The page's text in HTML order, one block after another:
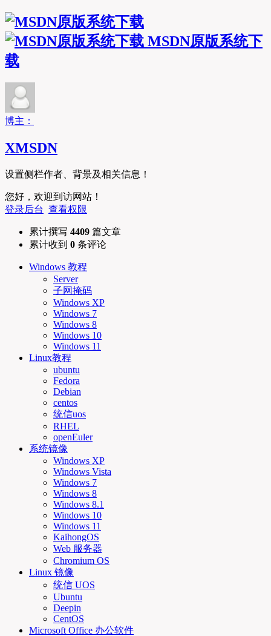
MSDN原版系统下
载
博主：
XMSDN
设置侧栏作者、背景及相关信息！
您好，欢迎到访网站！
登录后台 查看权限
累计撰写 4409 篇文章
累计收到 0 条评论
Windows 教程
Server
子网掩码
Windows XP
Windows 7
Windows 8
Windows 10
Windows 11
Linux教程
ubuntu
Fedora
Debian
centos
统信uos
RHEL
openEuler
系统镜像
Windows XP
Windows Vista
Windows 7
Windows 8
Windows 8.1
Windows 10
Windows 11
KaihongOS
Web 服务器
Chromium OS
Linux 镜像
统信 UOS
Ubuntu
Deepin
CentOS
Microsoft Office 办公软件